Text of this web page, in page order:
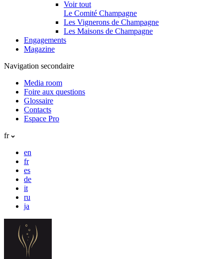
Voir tout
Le Comité Champagne
Les Vignerons de Champagne
Les Maisons de Champagne
Engagements
Magazine
Navigation secondaire
Media room
Foire aux questions
Glossaire
Contacts
Espace Pro
fr
en
fr
es
de
it
ru
ja